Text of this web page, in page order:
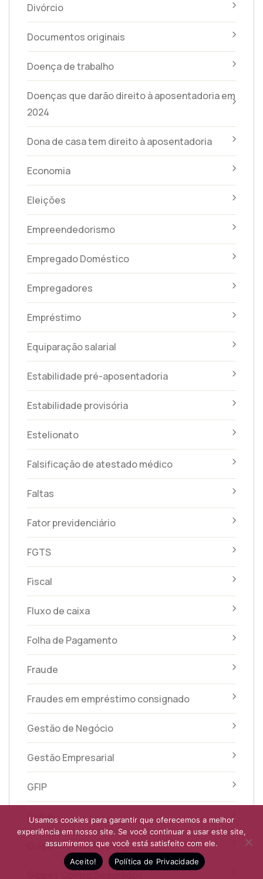
Divórcio
Documentos originais
Doença de trabalho
Doenças que darão direito à aposentadoria em
2024
Dona de casa tem direito à aposentadoria
Economia
Eleições
Empreendedorismo
Empregado Doméstico
Empregadores
Empréstimo
Equiparação salarial
Estabilidade pré-aposentadoria
Estabilidade provisória
Estelionato
Falsificação de atestado médico
Faltas
Fator previdenciário
FGTS
Fiscal
Fluxo de caixa
Folha de Pagamento
Fraude
Fraudes em empréstimo consignado
Gestão de Negócio
Gestão Empresarial
GFIP
Golpe
Golpe falso de emprego
Golpes Contra Segurados
Usamos cookies para garantir que oferecemos a melhor
experiência em nosso site. Se você continuar a usar este site,
assumiremos que você está satisfeito com ele.
Aceito!
Política de Privacidade